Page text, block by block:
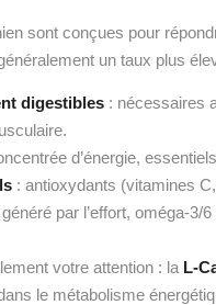
sont conçues pour
un taux plus
digestibles : nécessaires
d’énergie,
: antioxydants (vitamines
par l’effort, oméga-3/
votre attention : la L-
le métabolisme